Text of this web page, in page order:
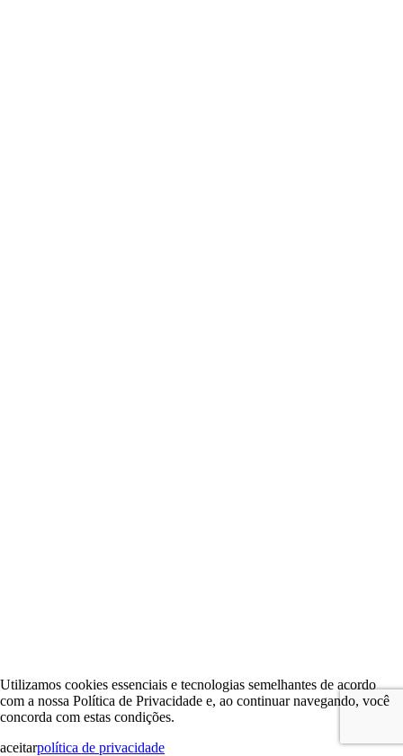
Utilizamos cookies essenciais e tecnologias semelhantes de acordo
com a nossa Política de Privacidade e, ao continuar navegando, você
concorda com estas condições.
aceitarpolítica de privacidade